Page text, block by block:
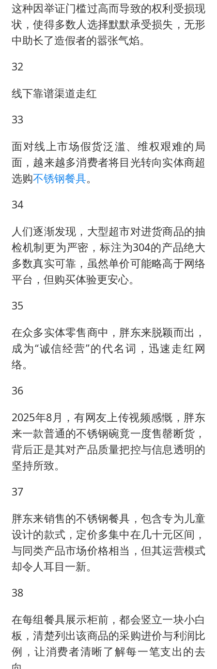
这种因举证门槛过高而导致的权利受损现
状，使得多数人选择默默承受损失，无形
中助长了造假者的嚣张气焰。
32
线下靠谱渠道走红
33
面对线上市场假货泛滥、维权艰难的局
面，越来越多消费者将目光转向实体商超
选购不锈钢餐具。
34
人们逐渐发现，大型超市对进货商品的抽
检机制更为严密，标注为304的产品绝大
多数真实可靠，虽然单价可能略高于网络
平台，但购买体验更安心。
35
在众多实体零售商中，胖东来脱颖而出，
成为“诚信经营”的代名词，迅速走红网
络。
36
2025年8月，有网友上传视频感慨，胖东
来一款普通的不锈钢碗竟一度售罄断货，
背后正是其对产品质量把控与信息透明的
坚持所致。
37
胖东来销售的不锈钢餐具，包含专为儿童
设计的款式，定价多集中在几十元区间，
与同类产品市场价格相当，但其运营模式
却令人耳目一新。
38
在每组餐具展示柜前，都会竖立一块小白
板，清楚列出该商品的采购进价与利润比
例，让消费者清晰了解每一笔支出的去